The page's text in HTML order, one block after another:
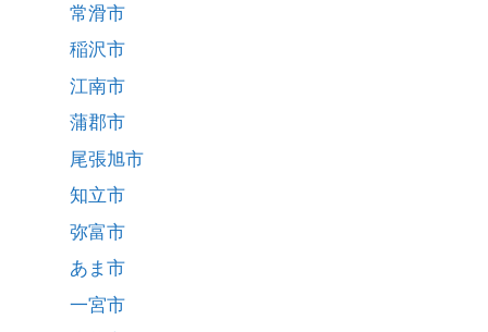
常滑市
稲沢市
江南市
蒲郡市
尾張旭市
知立市
弥富市
あま市
一宮市